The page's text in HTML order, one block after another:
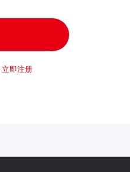
立即注册